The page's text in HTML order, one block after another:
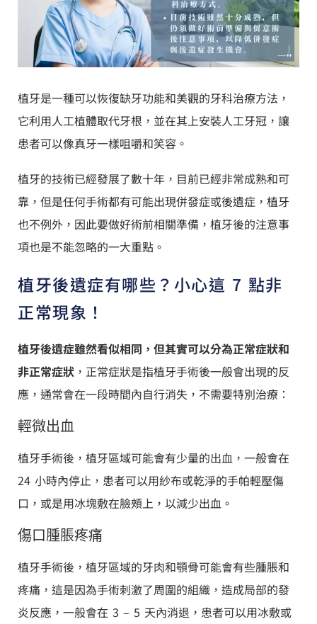
植牙是一種可以恢復缺牙功能和美觀的牙科治療方法，
它利用人工植體取代牙根，並在其上安裝人工牙冠，讓
患者可以像真牙一樣咀嚼和笑容。
植牙的技術已經發展了數十年，目前已經非常成熟和可
靠，但是任何手術都有可能出現併發症或後遺症，植牙
也不例外，因此要做好術前相關準備，植牙後的注意事
項也是不能忽略的一大重點。
植牙後遺症有哪些？小心這 7 點非
正常現象！
植牙後遺症雖然看似相同，但其實可以分為正常症狀和
非正常症狀 ，正常症狀是指植牙手術後一般會出現的反
應，通常會在一段時間內自行消失，不需要特別治療：
輕微出血
植牙手術後，植牙區域可能會有少量的出血，一般會在
24 小時內停止，患者可以用紗布或乾淨的手帕輕壓傷
口，或是用冰塊敷在臉頰上，以減少出血。
傷口腫脹疼痛
植牙手術後，植牙區域的牙肉和顎骨可能會有些腫脹和
疼痛，這是因為手術刺激了周圍的組織，造成局部的發
炎反應，一般會在 3 – 5 天內消退，患者可以用冰敷或